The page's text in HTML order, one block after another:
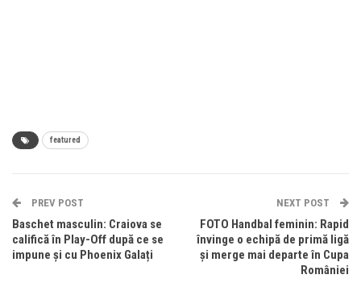
featured
PREV POST
Baschet masculin: Craiova se
califică în Play-Off după ce se
impune și cu Phoenix Galați
NEXT POST
FOTO Handbal feminin: Rapid
învinge o echipă de primă ligă
și merge mai departe în Cupa
României